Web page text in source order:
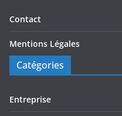
Contact
Mentions Légales
Catégories
Entreprise